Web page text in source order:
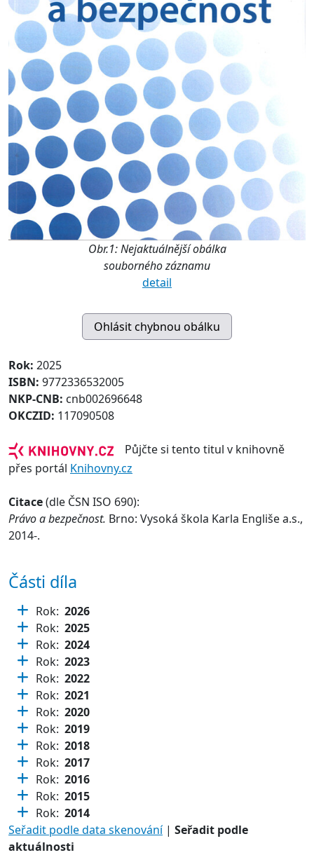
Obr.1: Nejaktuálnější obálka
souborného záznamu
detail
Rok: 2025
ISBN: 9772336532005
NKP-CNB: cnb002696648
OKCZID: 117090508
Půjčte si tento titul v knihovně
přes portál Knihovny.cz
Citace(dle ČSN ISO 690):
Právo a bezpečnost. Brno: Vysoká škola Karla Engliše a.s.,
2014-.
Části díla
Rok: 2026
Rok: 2025
Rok: 2024
Rok: 2023
Rok: 2022
Rok: 2021
Rok: 2020
Rok: 2019
Rok: 2018
Rok: 2017
Rok: 2016
Rok: 2015
Rok: 2014
Seřadit podle data skenování| Seřadit podle
aktuálnosti